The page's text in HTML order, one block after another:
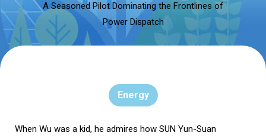
A Seasoned Pilot Dominating the Frontlines of
Power Dispatch
Energy
When Wu was a kid, he admires how SUN Yun-Suan